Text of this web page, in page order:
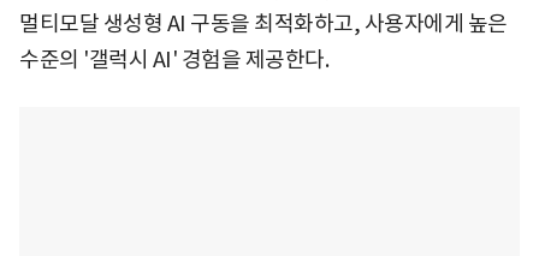
멀티모달 생성형 AI 구동을 최적화하고, 사용자에게 높은
수준의 '갤럭시 AI' 경험을 제공한다.